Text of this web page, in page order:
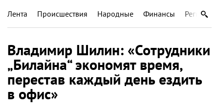
Лента Происшествия Народные Финансы Регионы
Владимир Шилин: «Сотрудники
„Билайна“ экономят время,
перестав каждый день ездить
в офис»